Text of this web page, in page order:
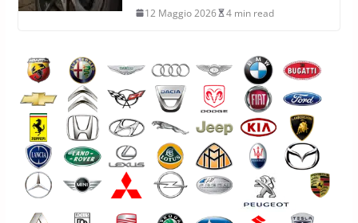
12 Maggio 2026 4 min read